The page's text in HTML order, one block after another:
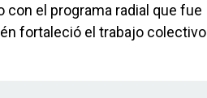
con el programa radial que fue
fortaleció el trabajo colectivo